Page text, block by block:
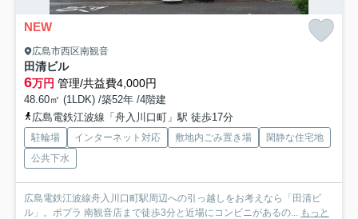
NEW
広島市西区南観音
田清ビル
6万円 管理/共益費4,000円
48.60㎡ (1LDK) /築52年 /4階建
広島電鉄江波線「舟入川口町」駅 徒歩17分
駐輪場 インターネット対応 敷地内ごみ置き場
閑静な住宅地
公共下水
広島電鉄江波線舟入川口町駅周辺への引っ越しをお考えなら「田清ビ
ル」。ポプラ 南観音店まで徒歩3分と近場にコンビニがあるの... もっと